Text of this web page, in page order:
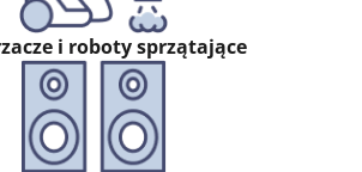
i roboty sprzątające